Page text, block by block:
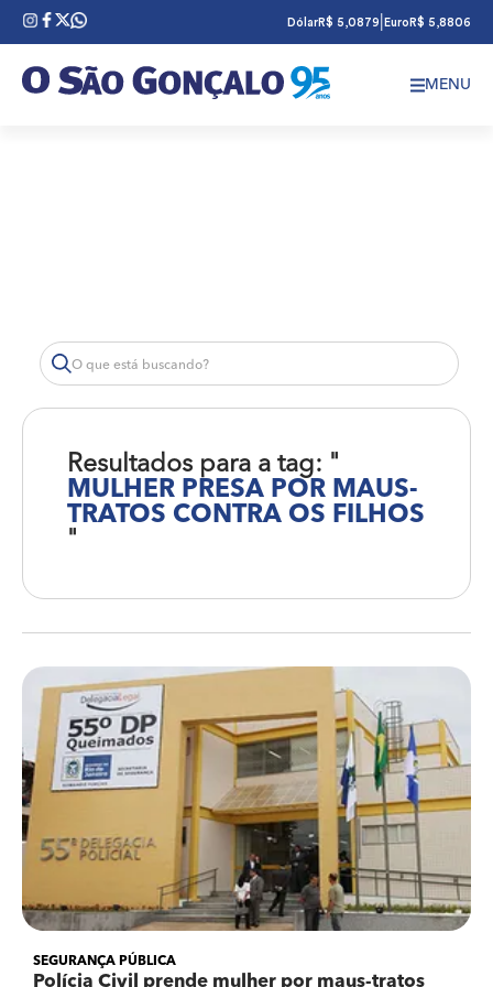
DólarR$ 5,0879 Euro R$ 5,8806
MENU
Resultados para a tag: "
MULHER PRESA POR MAUS-
TRATOS CONTRA OS FILHOS
"
SEGURANÇA PÚBLICA
Polícia Civil prende mulher por maus-tratos